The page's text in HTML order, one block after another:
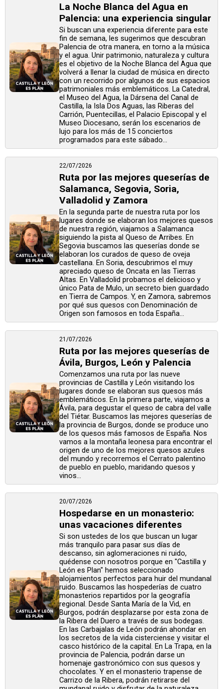
La Noche Blanca del Agua en
Palencia: una experiencia singular
Si buscan una experiencia diferente para este
fin de semana, les sugerimos que descubran
Palencia de otra manera, en torno a la música
y el agua. Unir patrimonio, naturaleza y cultura
es el objetivo de la Noche Blanca del Agua que
volverá a llenar la ciudad de música en directo
con un recorrido por algunos de sus espacios
patrimoniales más emblemáticos. La Catedral,
el Museo del Agua, la Dársena del Canal de
Castilla, la Isla Dos Aguas, las Riberas del
Carrión, Puentecillas, el Palacio Episcopal y el
Museo Diocesano, serán los escenarios de
lujo para los más de 15 conciertos
programados para este sábado...
22/07/2026
Ruta por las mejores queserías de
Salamanca, Segovia, Soria,
Valladolid y Zamora
En la segunda parte de nuestra ruta por los
lugares donde se elaboran los mejores quesos
de nuestra región, viajamos a Salamanca
siguiendo la pista al Queso de Arribes. En
Segovia buscamos las queserías donde se
elaboran los curados de queso de oveja
castellana. En Soria, descubrimos el muy
apreciado queso de Oncata en las Tierras
Altas. En Valladolid probamos el delicioso y
único Pata de Mulo, un secreto bien guardado
en Tierra de Campos. Y, en Zamora, sabremos
por qué sus quesos con Denominación de
Origen son famosos en toda España...
21/07/2026
Ruta por las mejores queserías de
Ávila, Burgos, León y Palencia
Comenzamos una ruta por las nueve
provincias de Castilla y León visitando los
lugares donde se elaboran sus quesos más
emblemáticos. En la primera parte, viajamos a
Ávila, para degustar el queso de cabra del valle
del Tiétar. Buscamos las mejores queserías de
la provincia de Burgos, donde se produce uno
de los quesos más famosos de España. Nos
vamos a la montaña leonesa para encontrar el
origen de uno de los mejores quesos azules
del mundo y recorremos el Cerrato palentino
de pueblo en pueblo, maridando quesos y
vinos...
20/07/2026
Hospedarse en un monasterio:
unas vacaciones diferentes
Si son ustedes de los que buscan un lugar
más tranquilo para pasar sus días de
descanso, sin aglomeraciones ni ruido,
quédense con nosotros porque en "Castilla y
León es Plan" hemos seleccionado
alojamientos perfectos para huir del mundanal
ruido. Buscamos las hospederías de cuatro
monasterios repartidos por la geografía
regional. Desde Santa María de la Vid, en
Burgos, podrán desplazarse por esta zona de
la Ribera del Duero a través de sus bodegas.
En las Carbajalas de León podrán ahondar en
los secretos de la vida cisterciense y visitar el
casco histórico de la capital. En La Trapa, en la
provincia de Palencia, podrán darse un
homenaje gastronómico con sus quesos y
chocolates. Y en el monasterio trapense de
Carrizo de la Ribera, podrán retirarse del